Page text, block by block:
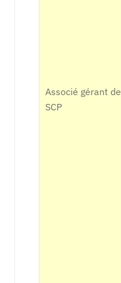
Associé gérant de
SCP